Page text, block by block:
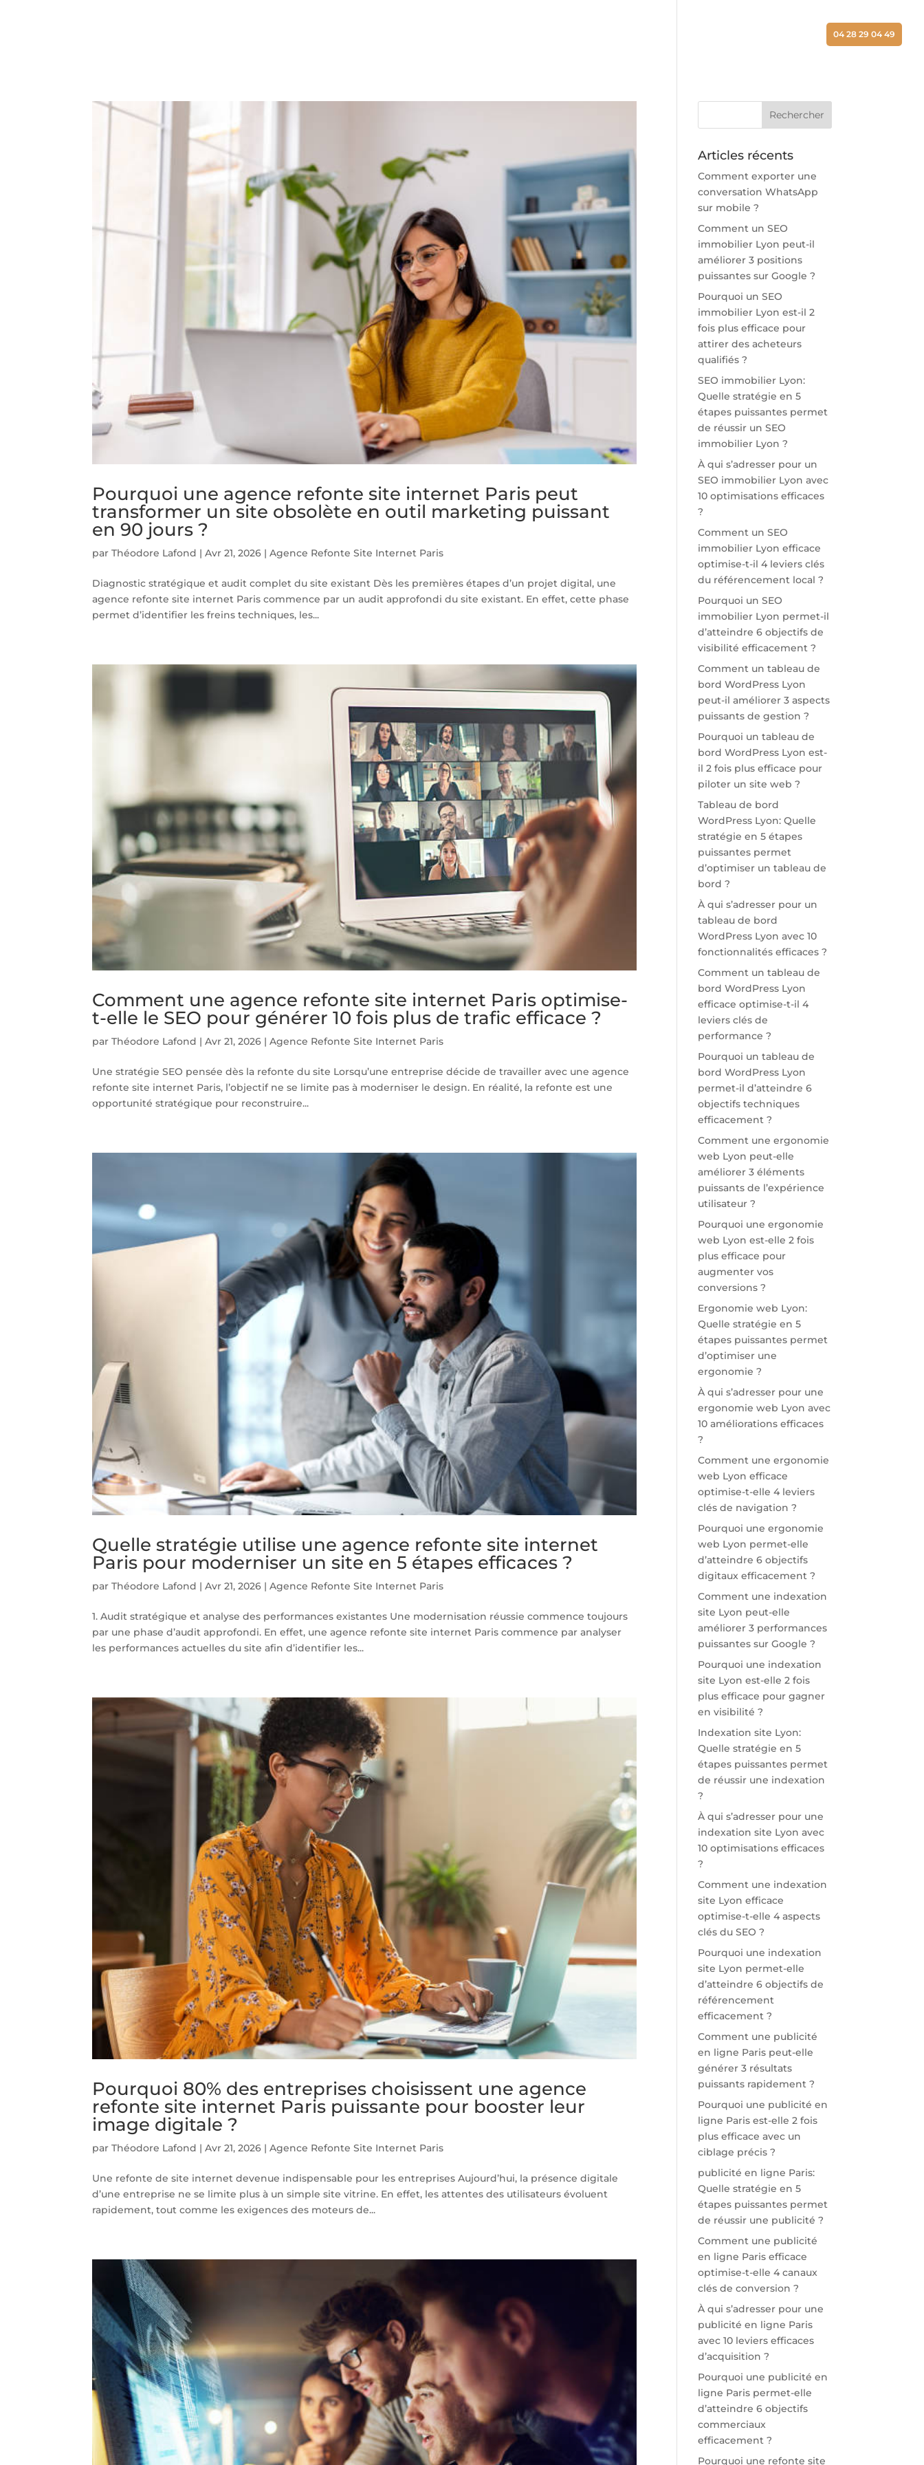
04 28 29 04 49
Pourquoi une agence refonte site internet Paris peut
transformer un site obsolète en outil marketing puissant
en 90 jours ?
parThéodore Lafond |Avr 21, 2026 |Agence Refonte Site Internet Paris
Diagnostic stratégique et audit complet du site existant Dès les premières étapes d’un projet digital, une
agence refonte site internet Paris commence par un audit approfondi du site existant. En effet, cette phase
permet d’identifier les freins techniques, les...
Comment une agence refonte site internet Paris optimise-
t-elle le SEO pour générer 10 fois plus de trafic efficace ?
parThéodore Lafond |Avr 21, 2026 |Agence Refonte Site Internet Paris
Une stratégie SEO pensée dès la refonte du site Lorsqu’une entreprise décide de travailler avec une agence
refonte site internet Paris, l’objectif ne se limite pas à moderniser le design. En réalité, la refonte est une
opportunité stratégique pour reconstruire...
Quelle stratégie utilise une agence refonte site internet
Paris pour moderniser un site en 5 étapes efficaces ?
parThéodore Lafond |Avr 21, 2026 |Agence Refonte Site Internet Paris
1. Audit stratégique et analyse des performances existantes Une modernisation réussie commence toujours
par une phase d’audit approfondi. En effet, une agence refonte site internet Paris commence par analyser
les performances actuelles du site afin d’identifier les...
Pourquoi 80% des entreprises choisissent une agence
refonte site internet Paris puissante pour booster leur
image digitale ?
parThéodore Lafond |Avr 21, 2026 |Agence Refonte Site Internet Paris
Une refonte de site internet devenue indispensable pour les entreprises Aujourd’hui, la présence digitale
d’une entreprise ne se limite plus à un simple site vitrine. En effet, les attentes des utilisateurs évoluent
rapidement, tout comme les exigences des moteurs de...
Articles récents
Comment exporter une
conversation WhatsApp
sur mobile ?
Comment un SEO
immobilier Lyon peut-il
améliorer 3 positions
puissantes sur Google ?
Pourquoi un SEO
immobilier Lyon est-il 2
fois plus efficace pour
attirer des acheteurs
qualifiés ?
SEO immobilier Lyon:
Quelle stratégie en 5
étapes puissantes permet
de réussir un SEO
immobilier Lyon ?
À qui s’adresser pour un
SEO immobilier Lyon avec
10 optimisations efficaces
?
Comment un SEO
immobilier Lyon efficace
optimise-t-il 4 leviers clés
du référencement local ?
Pourquoi un SEO
immobilier Lyon permet-il
d’atteindre 6 objectifs de
visibilité efficacement ?
Comment un tableau de
bord WordPress Lyon
peut-il améliorer 3 aspects
puissants de gestion ?
Pourquoi un tableau de
bord WordPress Lyon est-
il 2 fois plus efficace pour
piloter un site web ?
Tableau de bord
WordPress Lyon: Quelle
stratégie en 5 étapes
puissantes permet
d’optimiser un tableau de
bord ?
À qui s’adresser pour un
tableau de bord
WordPress Lyon avec 10
fonctionnalités efficaces ?
Comment un tableau de
bord WordPress Lyon
efficace optimise-t-il 4
leviers clés de
performance ?
Pourquoi un tableau de
bord WordPress Lyon
permet-il d’atteindre 6
objectifs techniques
efficacement ?
Comment une ergonomie
web Lyon peut-elle
améliorer 3 éléments
puissants de l’expérience
utilisateur ?
Pourquoi une ergonomie
web Lyon est-elle 2 fois
plus efficace pour
augmenter vos
conversions ?
Ergonomie web Lyon:
Quelle stratégie en 5
étapes puissantes permet
d’optimiser une
ergonomie ?
À qui s’adresser pour une
ergonomie web Lyon avec
10 améliorations efficaces
?
Comment une ergonomie
web Lyon efficace
optimise-t-elle 4 leviers
clés de navigation ?
Pourquoi une ergonomie
web Lyon permet-elle
d’atteindre 6 objectifs
digitaux efficacement ?
Comment une indexation
site Lyon peut-elle
améliorer 3 performances
puissantes sur Google ?
Pourquoi une indexation
site Lyon est-elle 2 fois
plus efficace pour gagner
en visibilité ?
Indexation site Lyon:
Quelle stratégie en 5
étapes puissantes permet
de réussir une indexation
?
À qui s’adresser pour une
indexation site Lyon avec
10 optimisations efficaces
?
Comment une indexation
site Lyon efficace
optimise-t-elle 4 aspects
clés du SEO ?
Pourquoi une indexation
site Lyon permet-elle
d’atteindre 6 objectifs de
référencement
efficacement ?
Comment une publicité
en ligne Paris peut-elle
générer 3 résultats
puissants rapidement ?
Pourquoi une publicité en
ligne Paris est-elle 2 fois
plus efficace avec un
ciblage précis ?
publicité en ligne Paris:
Quelle stratégie en 5
étapes puissantes permet
de réussir une publicité ?
Comment une publicité
en ligne Paris efficace
optimise-t-elle 4 canaux
clés de conversion ?
À qui s’adresser pour une
publicité en ligne Paris
avec 10 leviers efficaces
d’acquisition ?
Pourquoi une publicité en
ligne Paris permet-elle
d’atteindre 6 objectifs
commerciaux
efficacement ?
Pourquoi une refonte site